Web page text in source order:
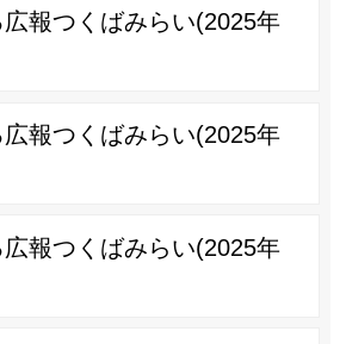
報つくばみらい(2025年
報つくばみらい(2025年
報つくばみらい(2025年